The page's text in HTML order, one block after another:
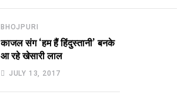
BHOJPURI
काजल संग ‘हम हैं हिंदुस्तानी’ बनके
आ रहे खेसारी लाल
JULY 13, 2017